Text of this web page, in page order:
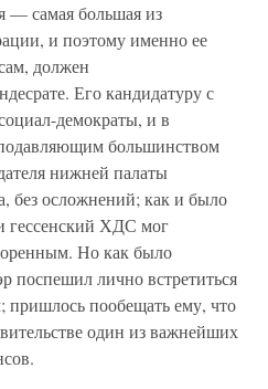
— самая большая из
и поэтому именно ее
должен
Его кандидатуру с
демократы, и в
большинством
нижней палаты
без осложнений; как и было
гессенский ХДС мог
Но как было
поспешил лично встретиться
пришлось пообещать ему, что
один из важнейших